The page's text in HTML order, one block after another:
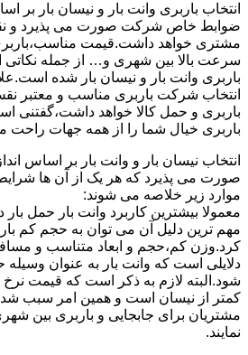
انتخاب باربری وانت بار و نیسان بار بر
ضوابط خاص شرکت صورت می پذیرد و
مشتری خواهد داشت.قیمت مناسب،باربری
سرعت بالا بین شهری و… از جمله
باربری وانت بار و نیسان بار شده
انتخاب شرکت باربری مناسب و معتبر
باربری و حمل کالا خواهد داشت،گفتنی
باربری خیال شما را از همه جهات راحت
انتخاب نیسان بار و وانت بار بر اساس
صورت می پذیرد که هر یک از آن ها
موارد زیر خلاصه می شوند:
معمولا بیشترین کاربرد وانت بار حمل
مهم ترین دلیل آن می توان به حجم کم
کرد.وزن کم،حجم و ابعاد متناسب و
دلایلی است که وانت بار به عنوان وسیله
شود.البته لازم به ذکر است که قیمت
کمتر از نیسان است و همین امر سبب شده
مشتریان برای جابجایی و باربری بین
نمایند.